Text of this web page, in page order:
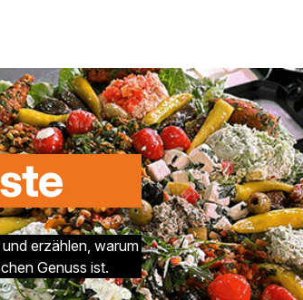
erzählen, warum
Genuss ist.